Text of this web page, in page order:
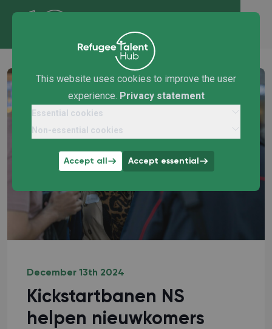
This website uses cookies to improve the user
experience. Privacy statement
Essential cookies
Non-essential cookies
Accept all Accept essential
December 13th 2024
Kickstartbanen NS
helpen nieuwkomers